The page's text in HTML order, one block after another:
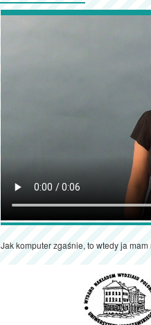
Jak komputer zgaśnie, to wtedy ja mam